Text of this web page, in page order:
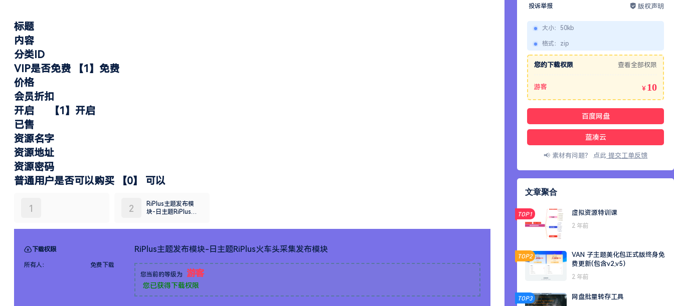
标题
内容
分类ID
VIP是否免费 【1】免费
价格
会员折扣
开启 【1】开启
已售
资源名字
资源地址
资源密码
普通用户是否可以购买 【0】 可以
1
RiPlus主题发布模
块-日主题RiPlus火
2
下载权限
所有人： 免费下载
RiPlus主题发布模块-日主题RiPlus火车头采集发布模块
您当前的等级为 游客
您已获得下载权限
投诉举报 版权声明
大小： 50kb
格式： zip
您的下载权限 查看全部权限
游客 ￥ 10
百度网盘
蓝凑云
📢 素材有问题？ 点此 提交工单反馈
文章聚合
TOP1 虚拟资源特训课
2 年前
TOP2
VAN 子主题美化包正式版终身免
费更新(包含v2,v5）
2 年前
TOP3 网盘批量转存工具